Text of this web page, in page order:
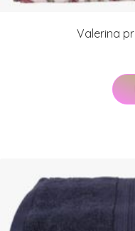
Valerina